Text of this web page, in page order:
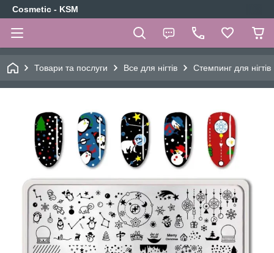
Cosmetic - KSM
Товари та послуги Все для нігтів Стемпинг для нігтів